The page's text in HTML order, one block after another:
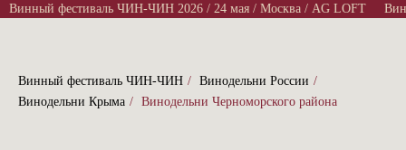
Винный фестиваль ЧИН-ЧИН 2026 / 24 мая / Москва / AG LOFT
Винный фестиваль ЧИН-ЧИН / Винодельни России /
Винодельни Крыма / Винодельни Черноморского района